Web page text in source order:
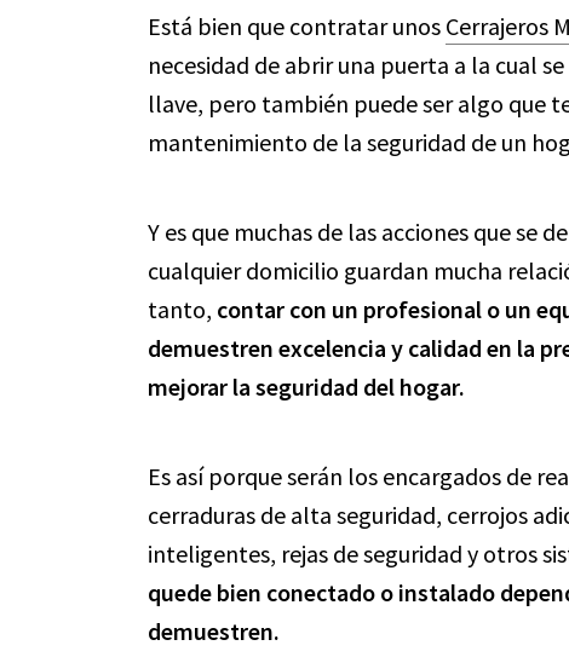
Está bien que contratar unos Cerrajeros
necesidad de abrir una puerta a la cual
llave, pero también puede ser algo que
mantenimiento de la seguridad de un
Y es que muchas de las acciones que se
cualquier domicilio guardan mucha
tanto, contar con un profesional o un
demuestren excelencia y calidad en la
mejorar la seguridad del hogar.
Es así porque serán los encargados de
cerraduras de alta seguridad, cerrojos
inteligentes, rejas de seguridad y otros
quede bien conectado o instalado
demuestren.